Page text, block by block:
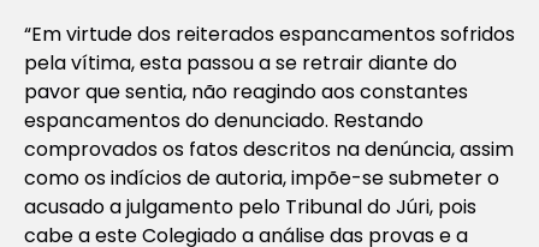
“Em virtude dos reiterados espancamentos sofridos
pela vítima, esta passou a se retrair diante do
pavor que sentia, não reagindo aos constantes
espancamentos do denunciado. Restando
comprovados os fatos descritos na denúncia, assim
como os indícios de autoria, impõe-se submeter o
acusado a julgamento pelo Tribunal do Júri, pois
cabe a este Colegiado a análise das provas e a